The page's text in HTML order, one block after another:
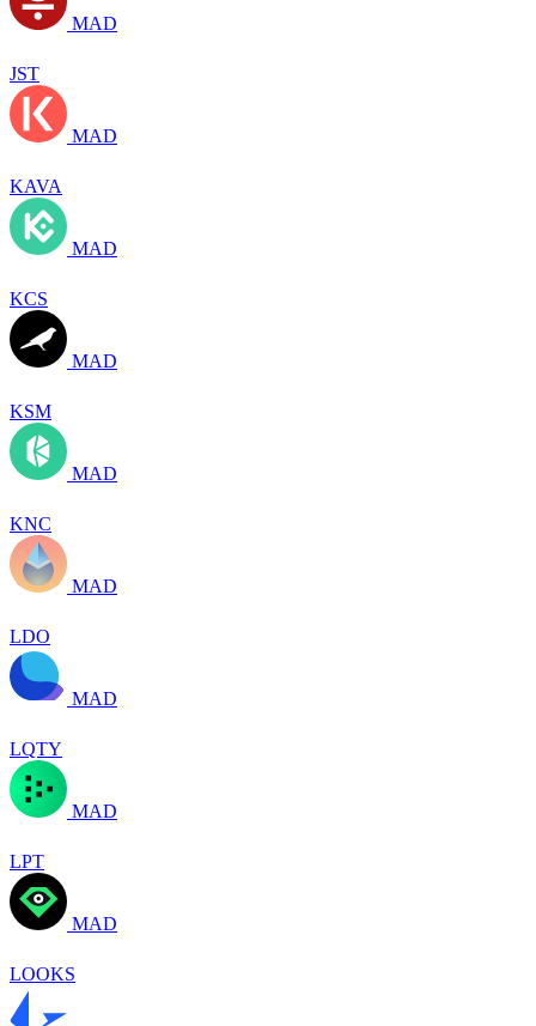
MAD
JST
MAD
KAVA
MAD
KCS
MAD
KSM
MAD
KNC
MAD
LDO
MAD
LQTY
MAD
LPT
MAD
LOOKS